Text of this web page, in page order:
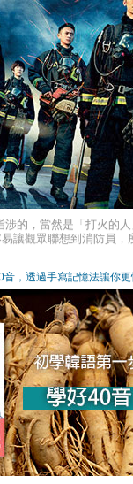
的，當然是「打火的
讓觀眾聯想到消防員，
，透過手寫記憶法讓你